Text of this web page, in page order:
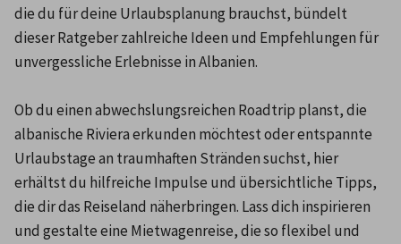
die du für deine Urlaubsplanung brauchst, bündelt
dieser Ratgeber zahlreiche Ideen und Empfehlungen für
unvergessliche Erlebnisse in Albanien.
Ob du einen abwechslungsreichen Roadtrip planst, die
albanische Riviera erkunden möchtest oder entspannte
Urlaubstage an traumhaften Stränden suchst, hier
erhältst du hilfreiche Impulse und übersichtliche Tipps,
die dir das Reiseland näherbringen. Lass dich inspirieren
und gestalte eine Mietwagenreise, die so flexibel und